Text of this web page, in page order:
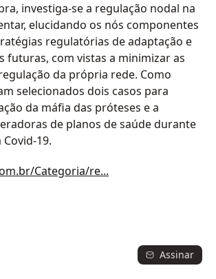
investiga-se a regulação nodal na
elucidando os nós componentes
regulatórias de adaptação e
futuras, com vistas a minimizar as
da própria rede. Como
selecionados dois casos para
da máfia das próteses e a
de planos de saúde durante
19.
Categoria/re...
Assinar